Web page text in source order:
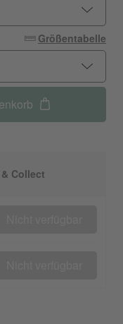
Größentabelle
Collect